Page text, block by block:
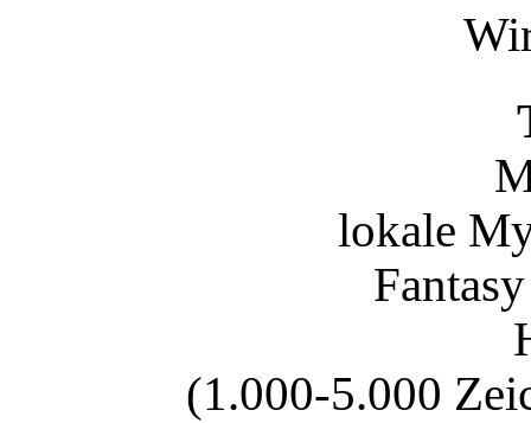
lokale
(1.000-5.000